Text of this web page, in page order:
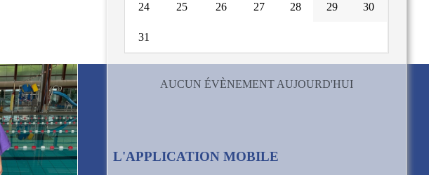
24 25 26 27 28 29 30
31
AUCUN ÉVÈNEMENT AUJOURD'HUI
L'APPLICATION MOBILE